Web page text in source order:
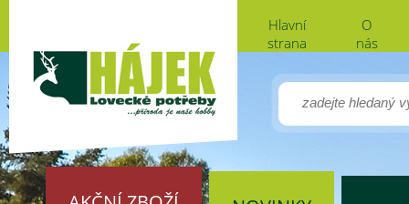
Hlavní
strana
O
nás